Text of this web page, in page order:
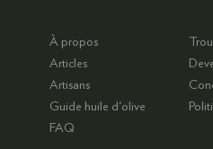
À propos
Articles
Artisans
Guide huile d'olive
FAQ